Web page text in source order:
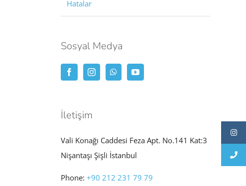
Hatalar
Sosyal Medya
İletişim
Vali Konağı Caddesi Feza Apt. No.141 Kat:3
Nişantaşı Şişli İstanbul
Phone: +90 212 231 79 79